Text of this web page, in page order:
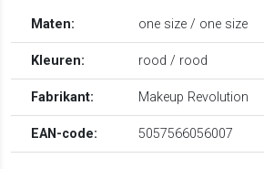
Maten: one size / one size
Kleuren: rood / rood
Fabrikant: Makeup Revolution
EAN-code: 5057566056007